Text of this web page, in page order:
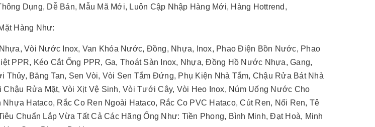
Dụng, Dễ Bán, Mẫu Mã Mới, Luôn Cập Nhập Hàng Mới, Hàng Hottrend,
Hàng Như:
Vòi Nước Inox, Van Khóa Nước, Đồng, Nhựa, Inox, Phao Điện Bồn Nước, Phao
PPR, Kéo Cắt Ống PPR, Ga, Thoát Sàn Inox, Nhựa, Đồng Hồ Nước Nhựa, Gang,
Thủy, Băng Tan, Sen Vòi, Vòi Sen Tắm Đứng, Phụ Kiện Nhà Tắm, Chậu Rửa Bát Nhà
Chậu Rửa Mặt, Vòi Xịt Vệ Sinh, Vòi Tưới Cây, Vòi Heo Inox, Núm Uống Nước Cho
Hataco, Rắc Co Ren Ngoài Hataco, Rắc Co PVC Hataco, Cút Ren, Nối Ren, Tê
Chuẩn Lắp Vừa Tất Cả Các Hãng Ống Như: Tiền Phong, Bình Minh, Đạt Hoà, Minh